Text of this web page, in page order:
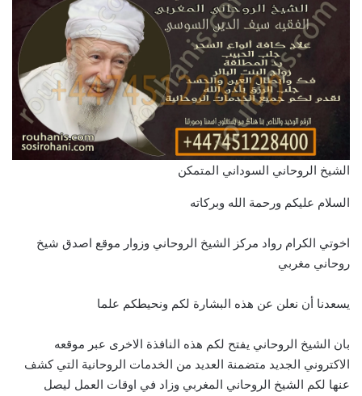
الشيخ الروحاني السوداني المتمكن
السلام عليكم ورحمة الله وبركاته
اخوتي الكرام رواد مركز الشيخ الروحاني وزوار موقع اصدق شيخ
روحاني مغربي
يسعدنا أن نعلن عن هذه البشارة لكم ونحيطكم علما
بان الشيخ الروحاني يفتح لكم هذه النافذة الاخرى عبر موقعه
الاكتروني الجديد متضمنة العديد من الخدمات الروحانية التي كشف
عنها لكم الشيخ الروحاني المغربي وزاد في اوقات العمل ليصل